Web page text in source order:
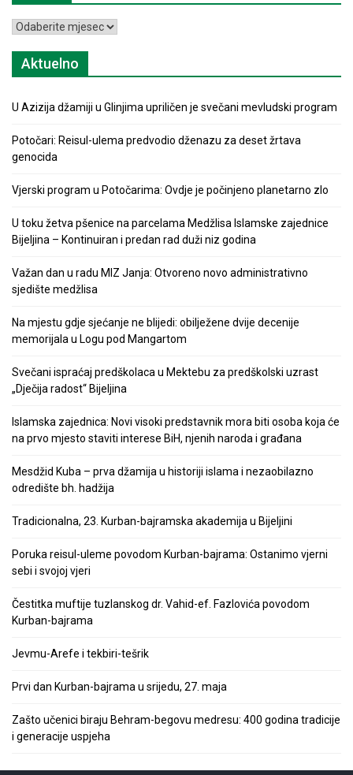
Arhiva
Aktuelno
U Azizija džamiji u Glinjima upriličen je svečani mevludski program
Potočari: Reisul-ulema predvodio dženazu za deset žrtava
genocida
Vjerski program u Potočarima: Ovdje je počinjeno planetarno zlo
U toku žetva pšenice na parcelama Medžlisa Islamske zajednice
Bijeljina – Kontinuiran i predan rad duži niz godina
Važan dan u radu MIZ Janja: Otvoreno novo administrativno
sjedište medžlisa
Na mjestu gdje sjećanje ne blijedi: obilježene dvije decenije
memorijala u Logu pod Mangartom
Svečani ispraćaj predškolaca u Mektebu za predškolski uzrast
„Dječija radost“ Bijeljina
Islamska zajednica: Novi visoki predstavnik mora biti osoba koja će
na prvo mjesto staviti interese BiH, njenih naroda i građana
Mesdžid Kuba – prva džamija u historiji islama i nezaobilazno
odredište bh. hadžija
Tradicionalna, 23. Kurban-bajramska akademija u Bijeljini
Poruka reisul-uleme povodom Kurban-bajrama: Ostanimo vjerni
sebi i svojoj vjeri
Čestitka muftije tuzlanskog dr. Vahid-ef. Fazlovića povodom
Kurban-bajrama
Jevmu-Arefe i tekbiri-tešrik
Prvi dan Kurban-bajrama u srijedu, 27. maja
Zašto učenici biraju Behram-begovu medresu: 400 godina tradicije
i generacije uspjeha